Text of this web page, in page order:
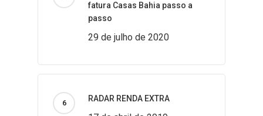
fatura Casas Bahia passo a
passo
29 de julho de 2020
RADAR RENDA EXTRA